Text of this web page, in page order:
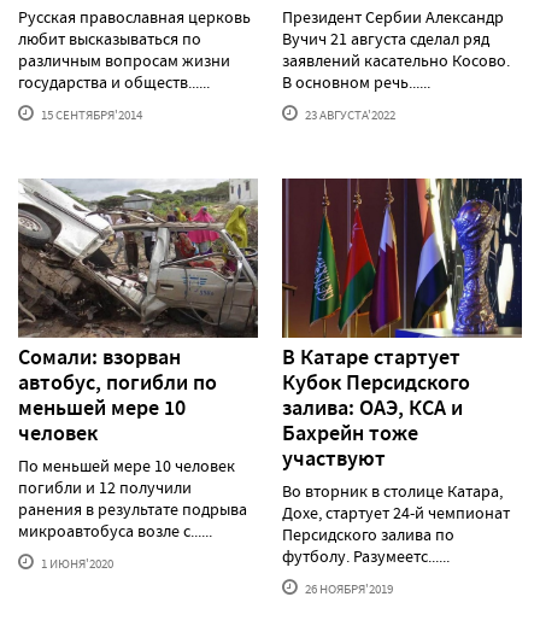
Русская православная церковь
любит высказываться по
различным вопросам жизни
государства и обществ......
15 СЕНТЯБРЯ'2014
Президент Сербии Александр
Вучич 21 августа сделал ряд
заявлений касательно Косово.
В основном речь......
23 АВГУСТА'2022
Сомали: взорван
автобус, погибли по
меньшей мере 10
человек
По меньшей мере 10 человек
погибли и 12 получили
ранения в результате подрыва
микроавтобуса возле с......
1 ИЮНЯ'2020
В Катаре стартует
Кубок Персидского
залива: ОАЭ, КСА и
Бахрейн тоже
участвуют
Во вторник в столице Катара,
Дохе, стартует 24-й чемпионат
Персидского залива по
футболу. Разумеетс......
26 НОЯБРЯ'2019